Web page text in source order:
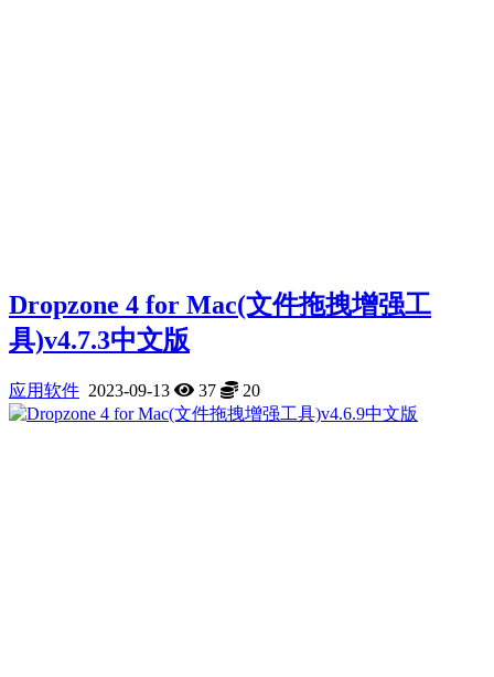
Dropzone 4 for Mac(文件拖拽增强工
具)v4.7.3中文版
应用软件 2023-09-13 37 20